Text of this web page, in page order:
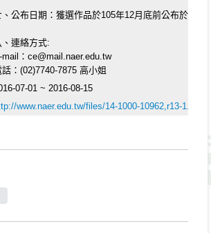
、公布日期：獲選作品於105年12月底前公布於網站
、連絡方式:
mail：ce@mail.naer.edu.tw
話：(02)7740-7875 高小姐
07-01 ~ 2016-08-15
www.naer.edu.tw/files/14-1000-10962,r13-